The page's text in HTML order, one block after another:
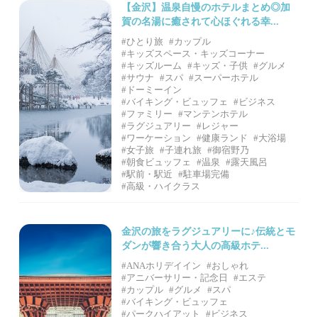
【金沢】温泉自慢のホテルまとめ◎加
賀の名湯に癒されて心ほぐれる幸...
#ひとり旅
#カップル
#キッズスペース・キッズコーナー
#キッズルーム
#キッズ・子供 #グルメ
#サウナ
#スパ #スーパーホテル
#ドーミーイン
#バイキング・ビュッフェ
#ビジネス
#ファミリー
#マンテンホテル
#ラグジュアリー
#レジャー
#ワーケーション
#健康ランド
#大浴場
#女子旅
#子連れ旅
#御宿野乃
#朝食ビュッフェ
#温泉
#露天風呂
#駅前・駅近
#駐車場完備
#高級・ハイクラス
金沢の旅をラグジュアリーに♪伝統とモ
ダンが響き合う大人の高級ホテ...
#ANAホリデイイン
#おしゃれ
#アニバーサリー・記念日
#エステ
#カップル #グルメ
#スパ
#バイキング・ビュッフェ
#パークハイアット
#ビジネス